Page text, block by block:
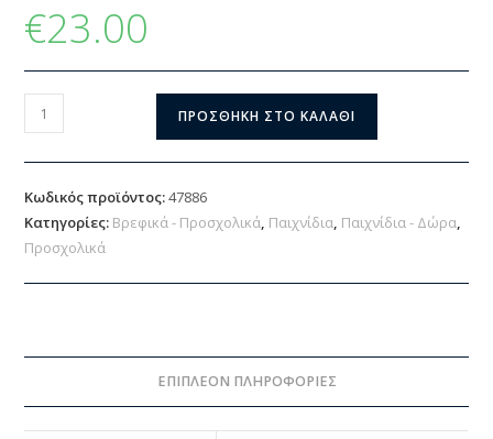
€23.00
ΠΡΟΣΘΉΚΗ ΣΤΟ ΚΑΛΆΘΙ
Κωδικός προϊόντος:47886
Κατηγορίες: Βρεφικά - Προσχολικά, Παιχνίδια, Παιχνίδια - Δώρα,
Προσχολικά
ΕΠΙΠΛΈΟΝ ΠΛΗΡΟΦΟΡΊΕΣ